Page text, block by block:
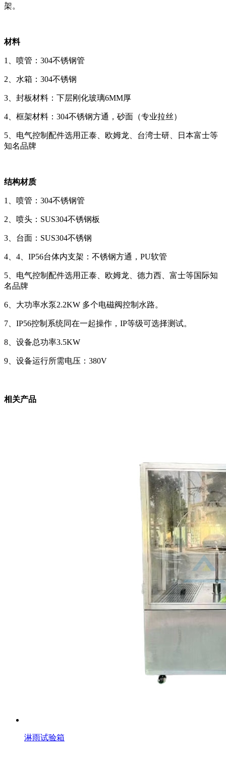
架。
材料
1、喷管：304不锈钢管
2、水箱：304不锈钢
3、封板材料：下层刚化玻璃6MM厚
4、框架材料：304不锈钢方通，砂面（专业拉丝）
5、电气控制配件选用正泰、欧姆龙、台湾士研、日本富士等
知名品牌
结构材质
1、喷管：304不锈钢管
2、喷头：SUS304不锈钢板
3、台面：SUS304不锈钢
4、4、IP56台体内支架：不锈钢方通，PU软管
5、电气控制配件选用正泰、欧姆龙、德力西、富士等国际知
名品牌
6、大功率水泵2.2KW 多个电磁阀控制水路。
7、IP56控制系统同在一起操作，IP等级可选择测试。
8、设备总功率3.5KW
9、设备运行所需电压：380V
相关产品
淋雨试验箱